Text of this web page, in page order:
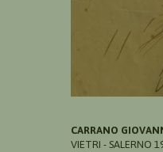
CARRANO
VIETRI - SALERNO